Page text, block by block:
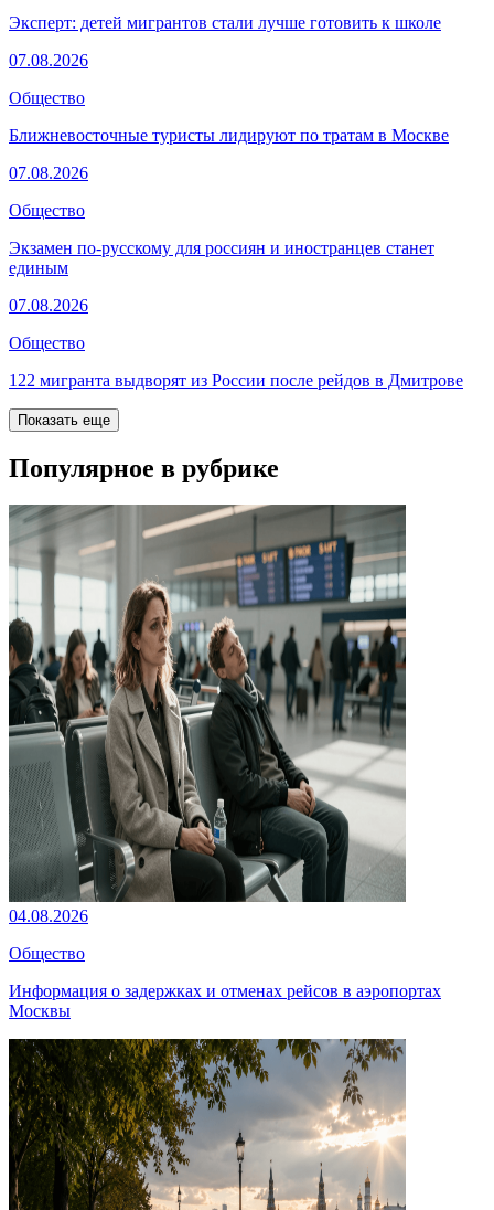
Эксперт: детей мигрантов стали лучше готовить к школе
07.08.2026
Общество
Ближневосточные туристы лидируют по тратам в Москве
07.08.2026
Общество
Экзамен по-русскому для россиян и иностранцев станет
единым
07.08.2026
Общество
122 мигранта выдворят из России после рейдов в Дмитрове
Показать еще
Популярное в рубрике
04.08.2026
Общество
Информация о задержках и отменах рейсов в аэропортах
Москвы